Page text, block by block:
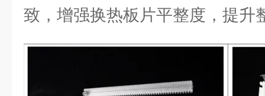
致，增强换热板片平整度，提升